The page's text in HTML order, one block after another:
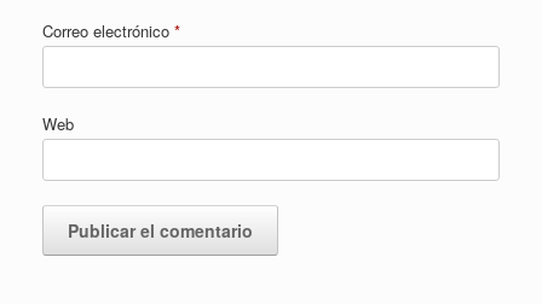
Correo electrónico *
Web